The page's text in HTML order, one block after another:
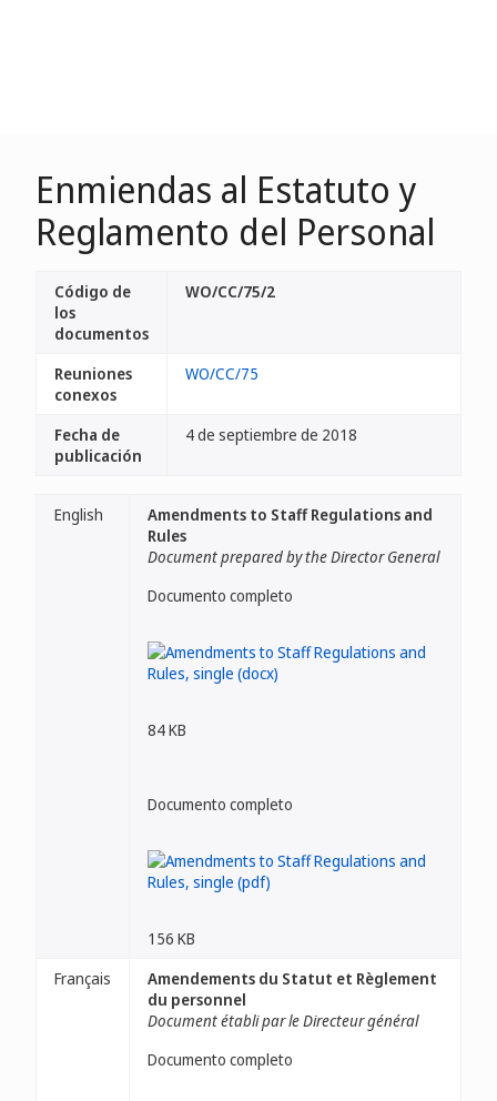
Enmiendas al Estatuto y
Reglamento del Personal
Código de
los
documentos
WO/CC/75/2
Reuniones
conexos
WO/CC/75
Fecha de
publicación
4 de septiembre de 2018
English
Amendments to Staff Regulations and
Rules
Document prepared by the Director General
Documento completo
84 KB
Documento completo
156 KB
Français
Amendements du Statut et Règlement
du personnel
Document établi par le Directeur général
Documento completo